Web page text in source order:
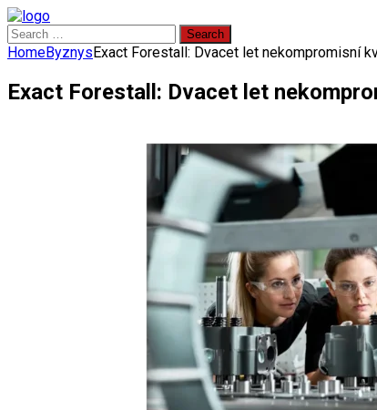
Search
for:
HomeByznysExact Forestall: Dvacet let nekompromisní
Exact Forestall: Dvacet let